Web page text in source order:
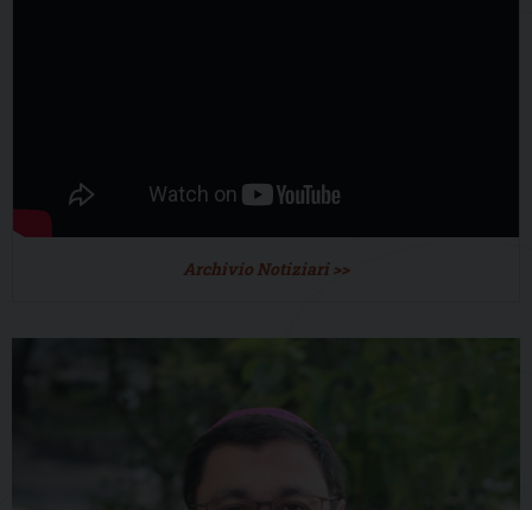
Archivio Notiziari >>